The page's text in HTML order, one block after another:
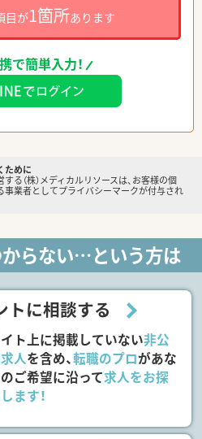
目が1箇所あります
で簡単入力！
ために
る（株）メディカルリソースは、お客様の個
事業者としてプライバシーマークが付与され
らない…という方は
トに相談する
ト上に掲載していない非公
人を含め、転職のプロがあな
ご希望に沿って求人をお探
ます！